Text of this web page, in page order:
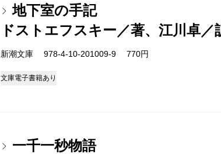
地下室の手記
ドストエフスキー／著、江川卓／
新潮文庫 978-4-10-201009-9 770円
文庫電子書籍あり
一千一秒物語